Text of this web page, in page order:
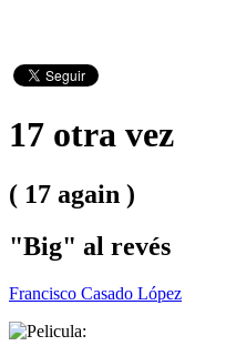
17 otra vez
( 17 again )
"Big" al revés
Francisco Casado López